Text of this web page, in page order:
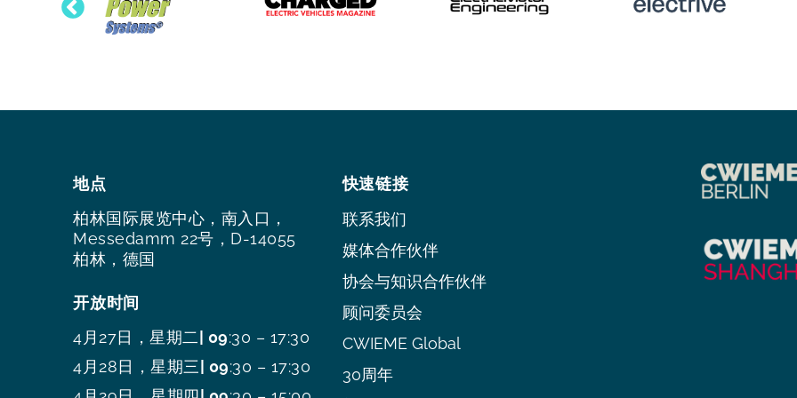
地点
柏林国际展览中心，南入口，
Messedamm 22号，D-14055
柏林，德国
开放时间
4月27日，星期二 | 09:30 – 17:30
4月28日，星期三 | 09:30 – 17:30
快速链接
联系我们
媒体合作伙伴
协会与知识合作伙伴
顾问委员会
CWIEME Global
30周年